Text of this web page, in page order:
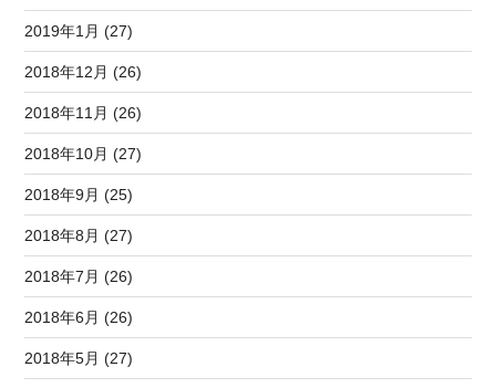
2019年1月 (27)
2018年12月 (26)
2018年11月 (26)
2018年10月 (27)
2018年9月 (25)
2018年8月 (27)
2018年7月 (26)
2018年6月 (26)
2018年5月 (27)